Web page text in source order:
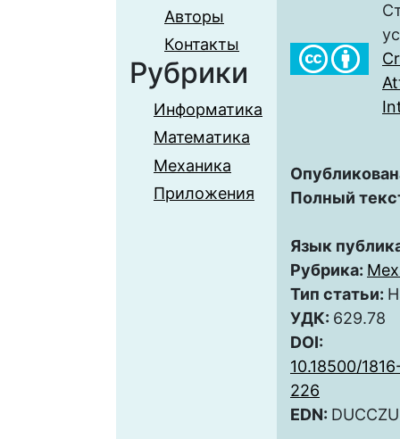
Авторы
Контакты
Рубрики
Информатика
Математика
Механика
Приложения
Полный
Язык
Рубрика:
Тип статьи:
УДК: 629.78
DOI:
10.18500/
226
EDN: DUCCZU